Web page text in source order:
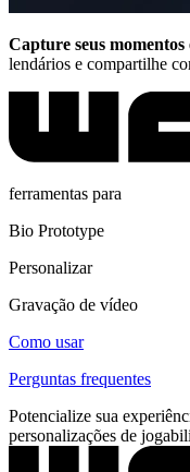
Capture seus momentos
lendários e compartilhe
ferramentas para
Bio Prototype
Personalizar
Gravação de vídeo
Como usar
Perguntas frequentes
Potencialize sua
personalizações de